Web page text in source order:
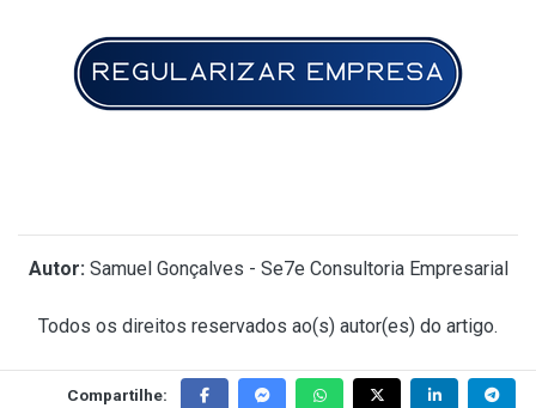
Autor: Samuel Gonçalves - Se7e Consultoria Empresarial
Todos os direitos reservados ao(s) autor(es) do artigo.
Compartilhe: